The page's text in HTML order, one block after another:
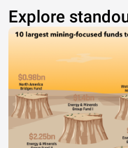
Explore